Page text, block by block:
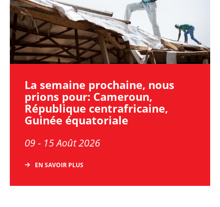
La semaine prochaine, nous
prions pour: Cameroun,
République centrafricaine,
Guinée équatoriale
09 - 15 Août 2026
EN SAVOIR PLUS